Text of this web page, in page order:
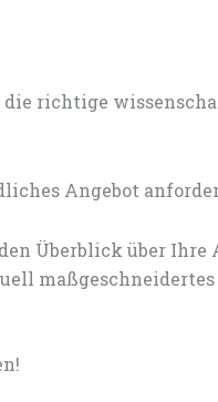
richtige
Angebot
Überblick über
maßgeschneidertes